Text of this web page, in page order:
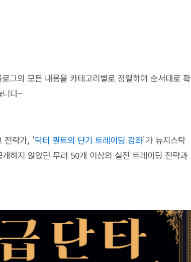
그의 모든 내용을 카테고리별로 정렬하여 순서대로 확
다~
전략가, '닥터 퀀트의 단기 트레이딩 강좌'가 뉴지스탁
하지 않았던 무려 50개 이상의 실전 트레이딩 전략과